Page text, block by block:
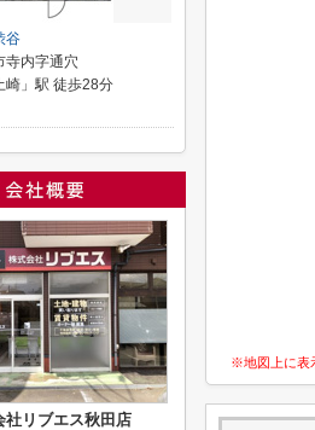
※地図上に表
谷
寺内字通穴
崎」駅 徒歩28分
社リブエス秋田店